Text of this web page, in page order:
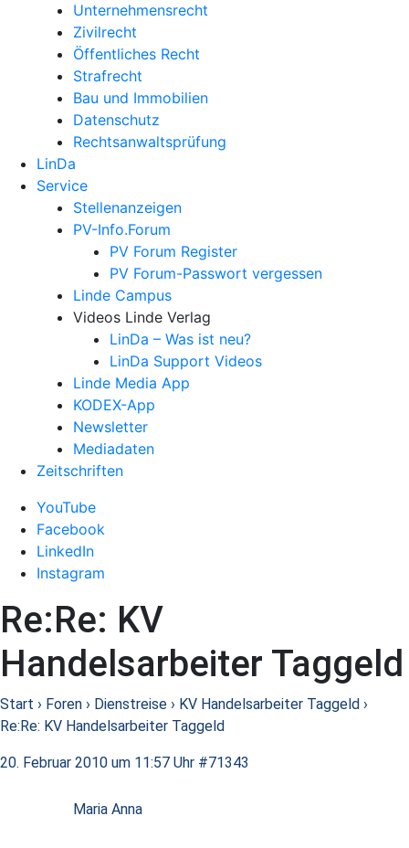
Unternehmens­recht
Zivilrecht
Öffentliches Recht
Strafrecht
Bau und Immobilien
Datenschutz
Rechtsanwalts­prüfung
LinDa
Service
Stellenanzeigen
PV-Info.Forum
PV Forum Register
PV Forum-Passwort vergessen
Linde Campus
Videos Linde Verlag
LinDa – Was ist neu?
LinDa Support Videos
Linde Media App
KODEX-App
Newsletter
Mediadaten
Zeitschriften
YouTube
Facebook
LinkedIn
Instagram
Re:Re: KV
Handelsarbeiter Taggeld
Start › Foren › Dienstreise › KV Handelsarbeiter Taggeld ›
Re:Re: KV Handelsarbeiter Taggeld
20. Februar 2010 um 11:57 Uhr #71343
Maria Anna